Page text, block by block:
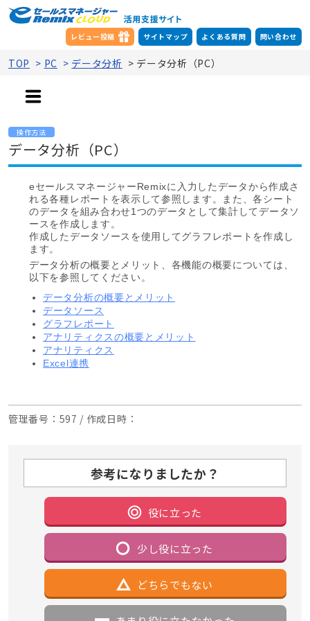
レビュー投稿 サイトマップ よくある質問 問い合わせ
TOP > PC > データ分析 > データ分析（PC）
操作方法
データ分析（PC）
eセールスマネージャーRemixに入力したデータから作成さ
れる各種レポートを表示して参照します。また、各シート
のデータを組み合わせ1つのデータとして集計してデータソ
ースを作成します。
作成したデータソースを使用してグラフレポートを作成し
ます。
データ分析の概要とメリット、各機能の概要については、
以下を参照してください。
データ分析の概要とメリット
データソース
グラフレポート
アナリティクスの概要とメリット
アナリティクス
Excel連携
管理番号 ：597 / 作成日時 ：
参考になりましたか？
役に立った
少し役に立った
どちらでもない